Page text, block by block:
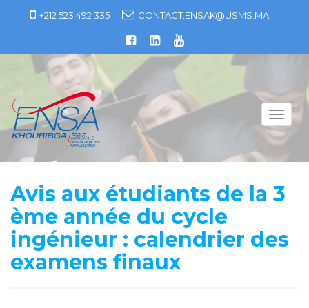
p
o
+212 523 492 335 CONTACT.ENSAK@USMS.MA
T
o
g
l
e
a
v
Avis aux étudiants de la 3
ème année du cycle
ingénieur : calendrier des
examens finaux